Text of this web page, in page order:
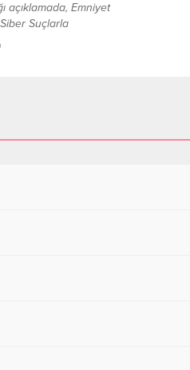
açıklamada, Emniyet
Suçlarla
‘Futbol ve Diğer